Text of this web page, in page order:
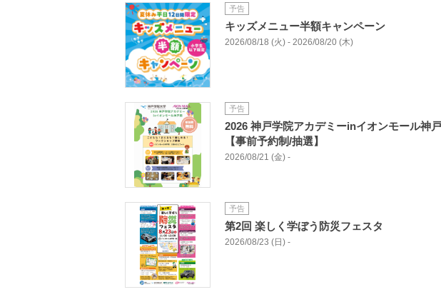
予告
キッズメニュー半額キャンペーン
2026/08/18 (火) - 2026/08/20 (木)
予告
2026 神戸学院アカデミーinイオンモール神
【事前予約制/抽選】
2026/08/21 (金) -
予告
第2回 楽しく学ぼう防災フェスタ
2026/08/23 (日) -